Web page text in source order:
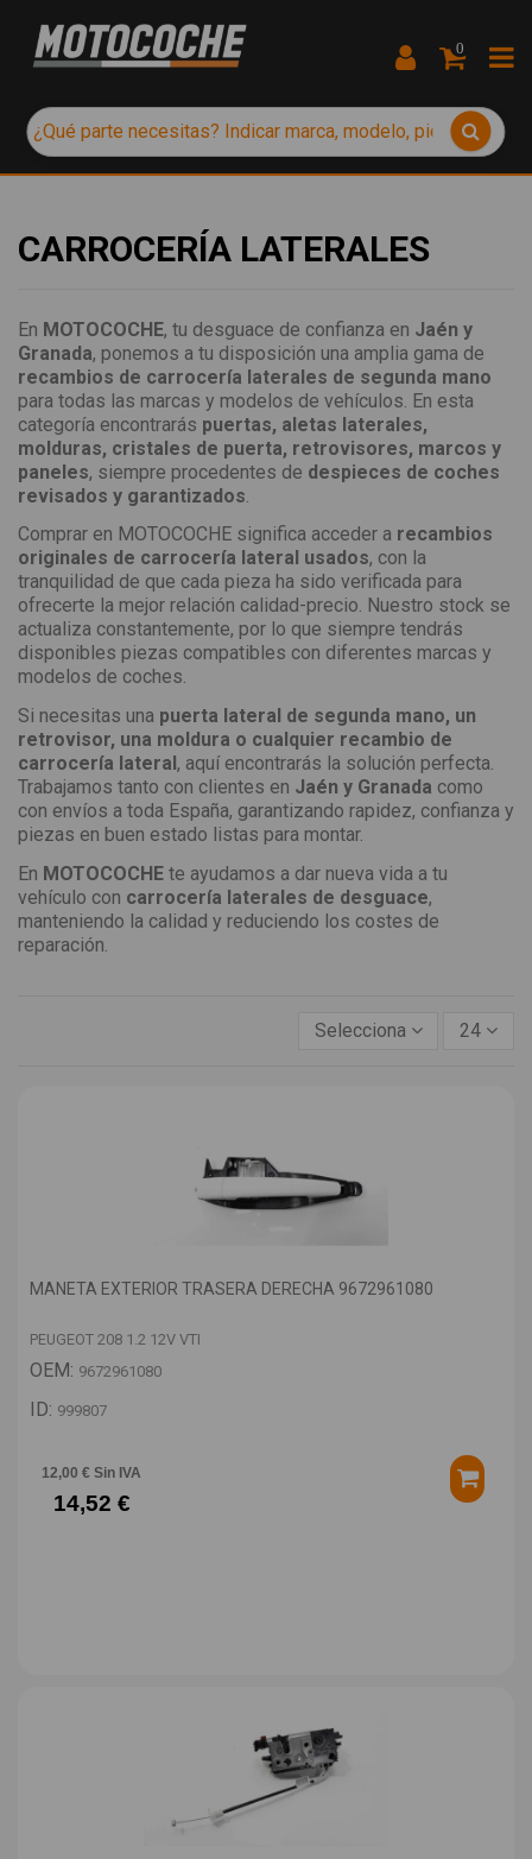
0
CARROCERÍA LATERALES
En MOTOCOCHE, tu desguace de confianza en Jaén y
Granada, ponemos a tu disposición una amplia gama de
recambios de carrocería laterales de segunda mano
para todas las marcas y modelos de vehículos. En esta
categoría encontrarás puertas, aletas laterales,
molduras, cristales de puerta, retrovisores, marcos y
paneles, siempre procedentes de despieces de coches
revisados y garantizados
Comprar en MOTOCOCHE significa acceder a recambios
originales de carrocería lateral usados, con la
tranquilidad de que cada pieza ha sido verificada para
ofrecerte la mejor relación calidad-precio. Nuestro stock se
actualiza constantemente, por lo que siempre tendrás
disponibles piezas compatibles con diferentes marcas y
modelos de coches.
Si necesitas una puerta lateral de segunda mano, un
retrovisor, una moldura o cualquier recambio de
carrocería lateral , aquí encontrarás la solución perfecta.
Trabajamos tanto con clientes en Jaén y Granada como
con envíos a toda España, garantizando rapidez, confianza y
piezas en buen estado listas para montar.
En MOTOCOCHE te ayudamos a dar nueva vida a tu
vehículo con carrocería laterales de desguace,
manteniendo la calidad y reduciendo los costes de
reparación.
Selecciona 24
MANETA EXTERIOR TRASERA DERECHA 9672961080
PEUGEOT 208 1.2 12V VTI
OEM: 9672961080
ID: 999807
12,00 € Sin IVA
14,52 €